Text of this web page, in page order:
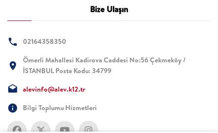
Bize Ulaşın
02164358350
Ömerli Mahallesi Kadirova Caddesi No:56 Çekmeköy /
İSTANBUL Posta Kodu: 34799
alevinfo@alev.k12.tr
Bilgi Toplumu Hizmetleri